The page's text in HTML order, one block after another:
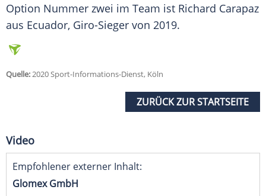
Option Nummer zwei im Team ist Richard Carapaz
aus Ecuador, Giro-Sieger von 2019.
Quelle:2020 Sport-Informations-Dienst, Köln
ZURÜCK ZUR STARTSEITE
Video
Empfohlener externer Inhalt:
Glomex GmbH